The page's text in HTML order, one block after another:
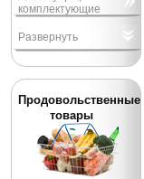
комплектующие
Развернуть
Продовольственные
товары